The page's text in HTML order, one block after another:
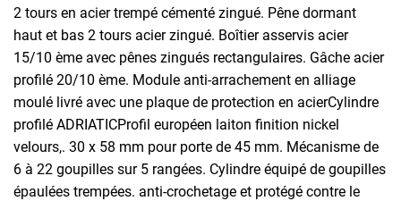
2 tours en acier trempé cémenté zingué. Pêne dormant
haut et bas 2 tours acier zingué. Boîtier asservis acier
15/10 ème avec pênes zingués rectangulaires. Gâche acier
profilé 20/10 ème. Module anti-arrachement en alliage
moulé livré avec une plaque de protection en acierCylindre
profilé ADRIATICProfil européen laiton finition nickel
velours,. 30 x 58 mm pour porte de 45 mm. Mécanisme de
6 à 22 goupilles sur 5 rangées. Cylindre équipé de goupilles
épaulées trempées. anti-crochetage et protégé contre le